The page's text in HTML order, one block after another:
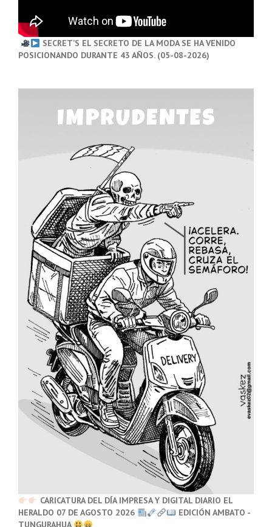
SECRET’S EL SECRETO DE LA MODA SE HA VENIDO
POSICIONANDO DURANTE 43 AÑOS. (05-08-2026)
CARICATURA DEL DÍA IMPRESA Y DIGITAL DIARIO EL
HERALDO 07 DE AGOSTO 2026
EDICIÓN AMBATO -
TUNGURAHUA